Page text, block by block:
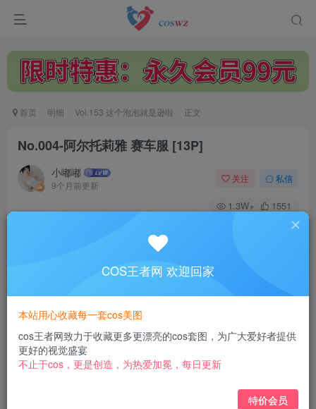
首页 明细 Vol.153 这个泡泡就是逊啦 正文
No.004-阿尔托莉雅 赛车服 [13P]
小嘟嘟
9个月前更新
关注 私信
1.3W+ 1551
No.004-阿尔托莉雅 赛车服 [13P]
此内容为付费阅读，请付费后查看
3
黄金会员免费 钻石会员 免费
立即购买
COS王者网 欢迎回家
本站用心收藏每一套cos美图
cos王者网致力于收藏更多更漂亮的cos套图，为广大爱好者提供
更好的视觉盛宴
不止于cos，更是创造，为热爱加冕，每日更新
特价会员